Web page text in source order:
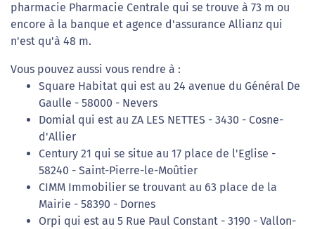
pharmacie Pharmacie Centrale qui se trouve à 73 m ou
encore à la banque et agence d'assurance Allianz qui
n'est qu'à 48 m.
Vous pouvez aussi vous rendre à :
Square Habitat qui est au 24 avenue du Général De
Gaulle - 58000 - Nevers
Domial qui est au ZA LES NETTES - 3430 - Cosne-
d'Allier
Century 21 qui se situe au 17 place de l'Eglise -
58240 - Saint-Pierre-le-Moûtier
CIMM Immobilier se trouvant au 63 place de la
Mairie - 58390 - Dornes
Orpi qui est au 5 Rue Paul Constant - 3190 - Vallon-